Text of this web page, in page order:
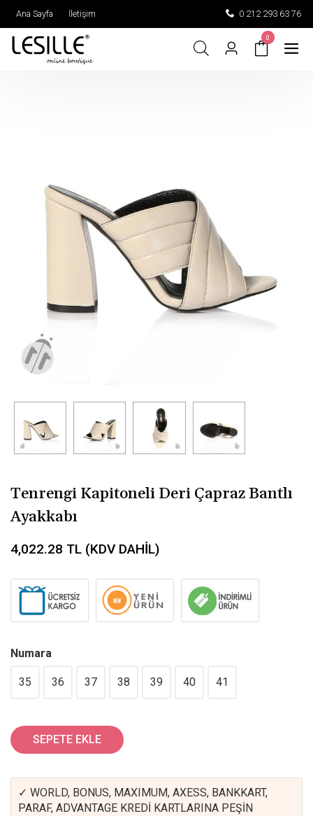
Ana Sayfa İletişim 0 212 293 63 76
0
Tenrengi Kapitoneli Deri Çapraz Bantlı
Ayakkabı
4,022.28 TL (KDV DAHİL)
Numara
35 36 37 38 39 40 41
SEPETE EKLE
✓ WORLD, BONUS, MAXIMUM, AXESS, BANKKART,
PARAF, ADVANTAGE KREDİ KARTLARINA PEŞİN